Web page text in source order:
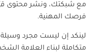
مع شبكتك، ونشر محتوى
فرصك المهنية.
لينكد إن ليست مجرد
متكاملة لبناء العلامة